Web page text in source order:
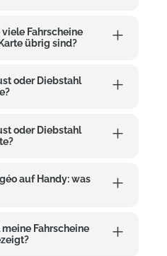
Fahrscheine
übrig sind?
oder Diebstahl
oder Diebstahl
auf Handy: was
Fahrscheine